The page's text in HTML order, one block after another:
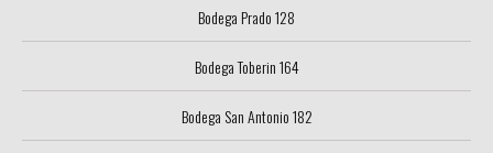
Bodega Prado 128
Bodega Toberin 164
Bodega San Antonio 182